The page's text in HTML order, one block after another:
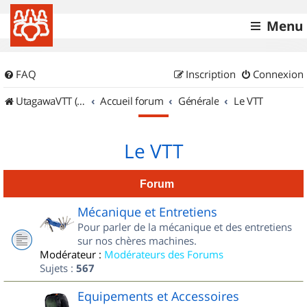
Menu
FAQ Connexion
Inscription
UtagawaVTT (Randos VTT et VTTAE avec traces GPS)
Accueil forum Générale Le VTT
Le VTT
Forum
Mécanique et Entretiens
Pour parler de la mécanique et des entretiens
sur nos chères machines.
Modérateur : Modérateurs des Forums
Sujets : 567
Equipements et Accessoires